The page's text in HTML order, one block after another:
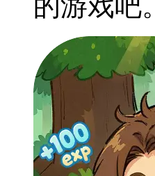
的游戏吧。